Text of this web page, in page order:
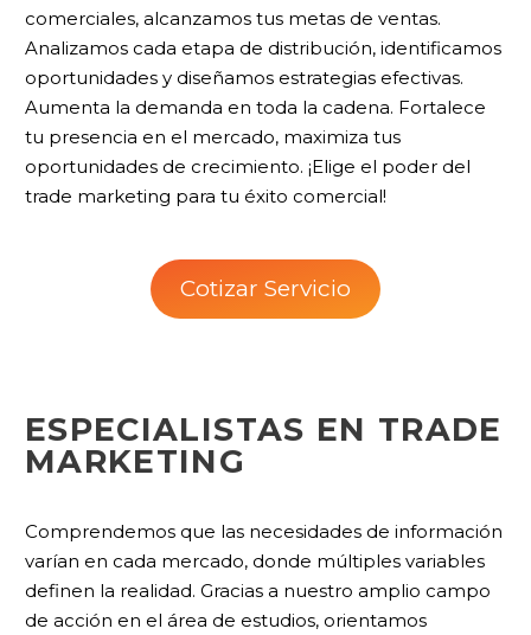
comerciales, alcanzamos tus metas de ventas.
Analizamos cada etapa de distribución, identificamos
oportunidades y diseñamos estrategias efectivas.
Aumenta la demanda en toda la cadena. Fortalece
tu presencia en el mercado, maximiza tus
oportunidades de crecimiento. ¡Elige el poder del
trade marketing para tu éxito comercial!
Cotizar Servicio
ESPECIALISTAS EN TRADE
MARKETING
Comprendemos que las necesidades de información
varían en cada mercado, donde múltiples variables
definen la realidad. Gracias a nuestro amplio campo
de acción en el área de estudios, orientamos